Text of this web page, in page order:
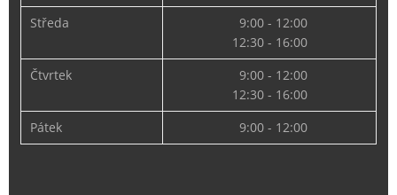
Středa
9:00 - 12:00
12:30 - 16:00
Čtvrtek
9:00 - 12:00
12:30 - 16:00
Pátek
9:00 - 12:00